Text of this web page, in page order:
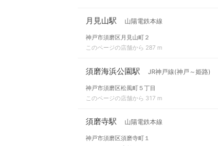
月見山駅 山陽電鉄本線
神戸市須磨区月見山町２
このページの店舗から 287 m
須磨海浜公園駅 JR神戸線(神戸～姫路)
神戸市須磨区松風町５丁目
このページの店舗から 317 m
須磨寺駅 山陽電鉄本線
神戸市須磨区須磨寺町１